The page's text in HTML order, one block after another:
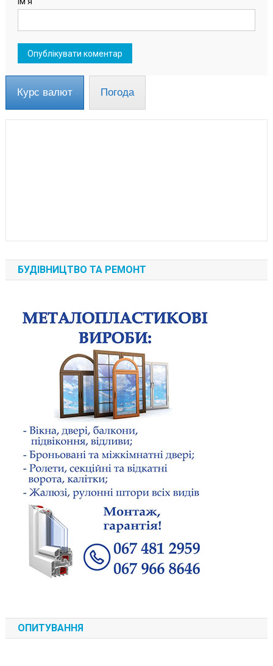
Курс валют Погода
БУДІВНИЦТВО ТА РЕМОНТ
ОПИТУВАННЯ